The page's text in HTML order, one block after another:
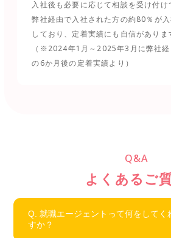
入社後も必要に応じて相談を受け付け
弊社経由で入社された方の約80％が
しており、定着実績にも自信がありま
（※2024年1月～2025年3月に弊社
の6か月後の定着実績より）
Q&A
よくあるご
Q. 就職エージェントって何をしてく
すか？